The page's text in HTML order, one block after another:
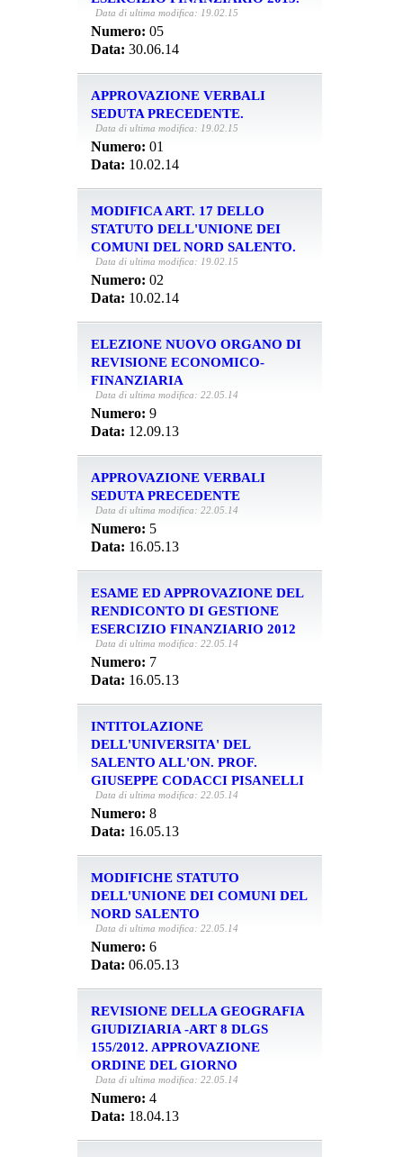
Data di ultima modifica: 19.02.15
Numero: 05
Data: 30.06.14
APPROVAZIONE VERBALI
SEDUTA PRECEDENTE.
Data di ultima modifica: 19.02.15
Numero: 01
Data: 10.02.14
MODIFICA ART. 17 DELLO
STATUTO DELL'UNIONE DEI
COMUNI DEL NORD SALENTO.
Data di ultima modifica: 19.02.15
Numero: 02
Data: 10.02.14
ELEZIONE NUOVO ORGANO DI
REVISIONE ECONOMICO-
FINANZIARIA
Data di ultima modifica: 22.05.14
Numero: 9
Data: 12.09.13
APPROVAZIONE VERBALI
SEDUTA PRECEDENTE
Data di ultima modifica: 22.05.14
Numero: 5
Data: 16.05.13
ESAME ED APPROVAZIONE DEL
RENDICONTO DI GESTIONE
ESERCIZIO FINANZIARIO 2012
Data di ultima modifica: 22.05.14
Numero: 7
Data: 16.05.13
INTITOLAZIONE
DELL'UNIVERSITA' DEL
SALENTO ALL'ON. PROF.
GIUSEPPE CODACCI PISANELLI
Data di ultima modifica: 22.05.14
Numero: 8
Data: 16.05.13
MODIFICHE STATUTO
DELL'UNIONE DEI COMUNI DEL
NORD SALENTO
Data di ultima modifica: 22.05.14
Numero: 6
Data: 06.05.13
REVISIONE DELLA GEOGRAFIA
GIUDIZIARIA -ART 8 DLGS
155/2012. APPROVAZIONE
ORDINE DEL GIORNO
Data di ultima modifica: 22.05.14
Numero: 4
Data: 18.04.13